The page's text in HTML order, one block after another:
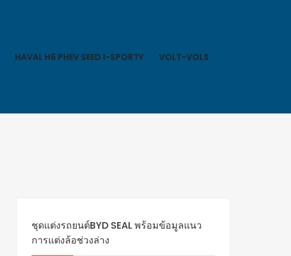
HAVAL H6 PHEV SEED I-SPORTY VOLT-VOLS
ชุดแต่งรถยนต์BYD SEAL พร้อมข้อมูลแนว
การแต่งล้อช่วงล่าง